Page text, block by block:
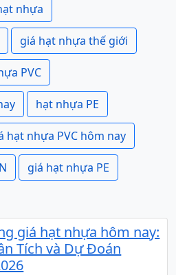
nhựa
giá hạt nhựa thế giới
PVC
hạt nhựa PE
hạt nhựa PVC hôm nay
giá hạt nhựa PE
giá hạt nhựa hôm nay:
Tích và Dự Đoán